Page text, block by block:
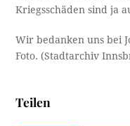
Kriegsschäden sind ja
Wir bedanken uns bei
Foto. (Stadtarchiv
Teilen